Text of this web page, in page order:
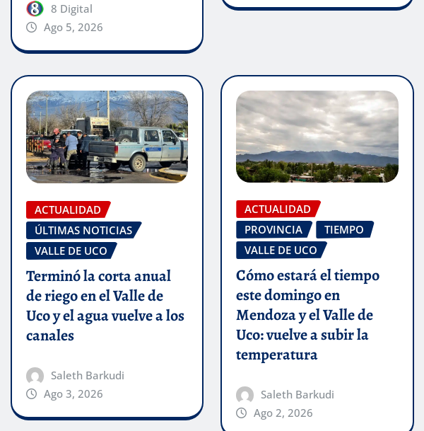
8 Digital
Ago 5, 2026
ACTUALIDAD
ÚLTIMAS NOTICIAS
VALLE DE UCO
Terminó la corta anual
de riego en el Valle de
Uco y el agua vuelve a los
canales
Saleth Barkudi
Ago 3, 2026
ACTUALIDAD
PROVINCIA
TIEMPO
VALLE DE UCO
Cómo estará el tiempo
este domingo en
Mendoza y el Valle de
Uco: vuelve a subir la
temperatura
Saleth Barkudi
Ago 2, 2026